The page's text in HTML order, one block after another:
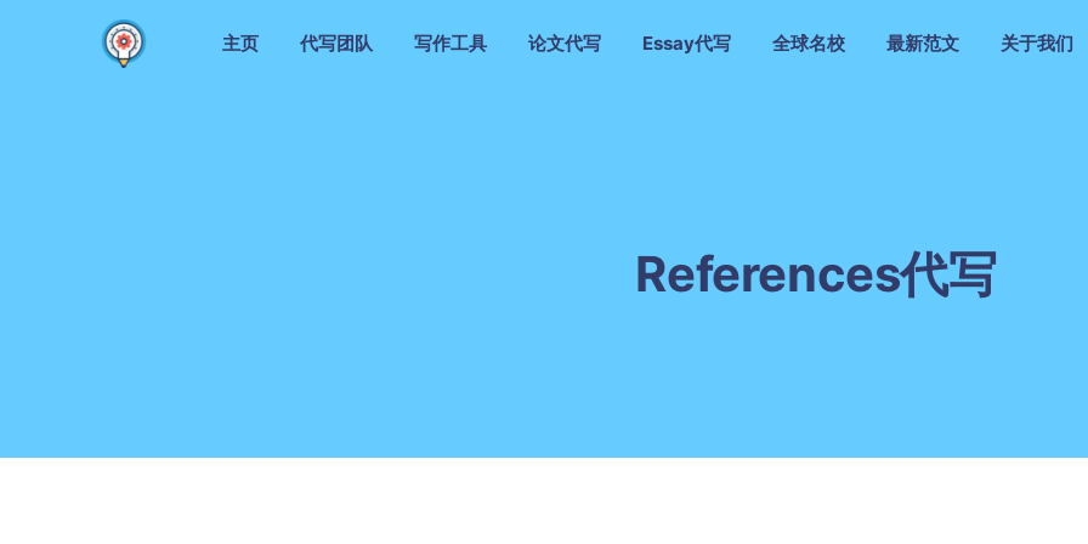
主页 代写团队 写作工具 论文代写 Essay代写 全球名校 最新范文 关于我们
References代写